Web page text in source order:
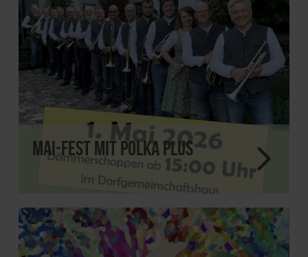
Mai-Fest mit Polka Plus